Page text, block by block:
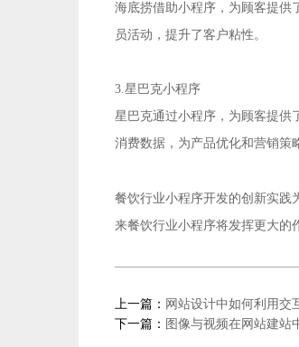
海底捞借助小程序，为顾客提供
员活动，提升了客户粘性。
3.星巴克小程序
星巴克通过小程序，为顾客提供
消费数据，为产品优化和营销策
餐饮行业小程序开发的创新实践
来餐饮行业小程序将发挥更大的
上一篇： 网站设计中如何利用交
下一篇： 图像与视频在网站建站